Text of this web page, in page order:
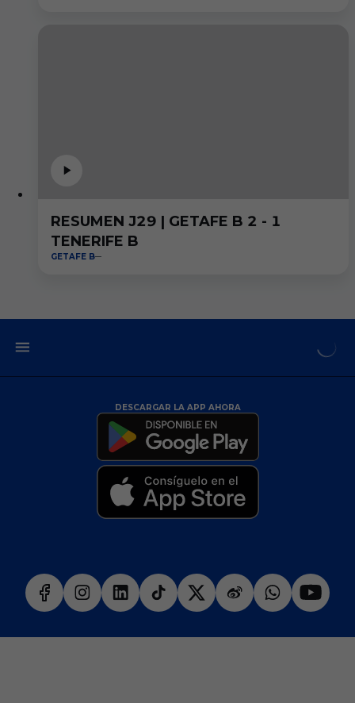
RESUMEN J29 | GETAFE B 2 - 1
TENERIFE B
GETAFE B
DESCARGAR LA APP AHORA